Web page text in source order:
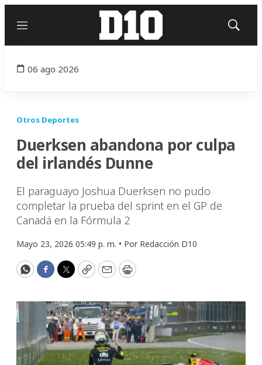
Menú
Mostrar
06 ago 2026
Otros Deportes
Duerksen abandona por culpa
del irlandés Dunne
El paraguayo Joshua Duerksen no pudo
completar la prueba del sprint en el GP de
Canadá en la Fórmula 2
Mayo 23, 2026 05:49 p. m. • Por Redacción D10
WhatsApp
Facebook
Twitter
CopyEmailPrint